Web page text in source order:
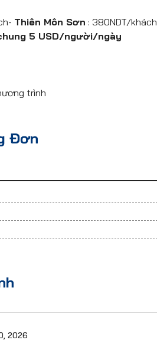
Thiên Môn Sơn : 380NDT/khách
5 USD/người/ngày
trình
Đơn
2026